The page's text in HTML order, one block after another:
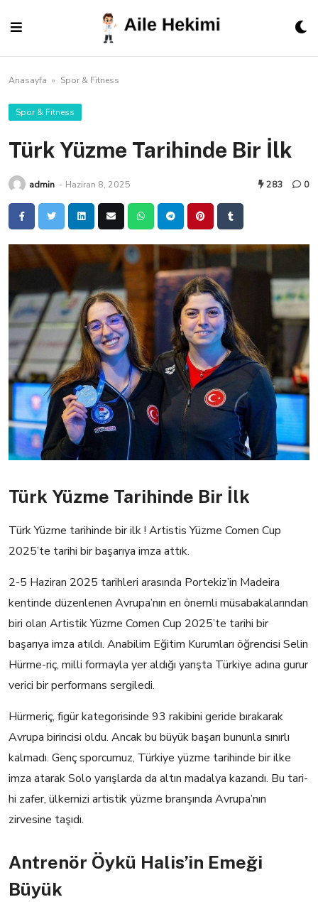
content
Anasayfa » Spor & Fitness
Spor & Fitness
Türk Yüzme Tarihinde Bir İlk
admin - Haziran 8, 2025 283 0
Türk Yüzme Tarihinde Bir İlk
Türk Yüzme tarihinde bir ilk ! Artistis Yüzme Comen Cup
2025’te tarihi bir başarıya imza attık.
2-5 Haziran 2025 tarihleri arasında Portekiz’in Madeira
kentinde düzenlenen Avrupa’nın en önemli müsabakalarından
biri olan Artistik Yüzme Comen Cup 2025’te tarihi bir
başarıya imza atıldı. Anabilim Eğitim Kurumları öğrencisi Selin
Hürme-riç, milli formayla yer aldığı yarışta Türkiye adına gurur
verici bir performans sergiledi.
Hürmeriç, figür kategorisinde 93 rakibini geride bırakarak
Avrupa birincisi oldu. Ancak bu büyük başarı bununla sınırlı
kalmadı. Genç sporcumuz, Türkiye yüzme tarihinde bir ilke
imza atarak Solo yarışlarda da altın madalya kazandı. Bu tari-
hi zafer, ülkemizi artistik yüzme branşında Avrupa’nın
zirvesine taşıdı.
Antrenör Öykü Halis’in Emeği
Büyük